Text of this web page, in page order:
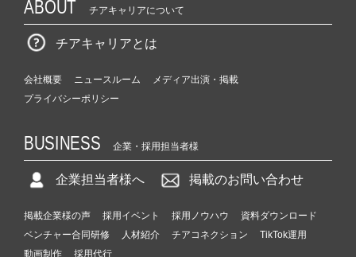
長
企
業
ら
ト
が
届
就
活
ABOUT チアキャリアについて
チアキャリアとは
会社概要 ニュースルーム
メディア出演・掲載
プライバシーポリシー
BUSINESS 企業・採用担当者様
企業担当者様へ 掲載のお問い合わせ
掲載企業様の声 採用イベント 採用ノウハウ
資料ダウンロード
ベンチャー合同研修
人材紹介 チアコネクション
TikTok運用
動画制作
採用代行